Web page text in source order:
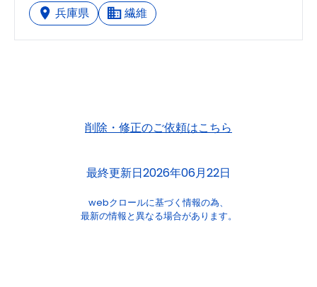
兵庫県 繊維
削除・修正のご依頼はこちら
最終更新日2026年06月22日
webクロールに基づく情報の為、
最新の情報と異なる場合があります。